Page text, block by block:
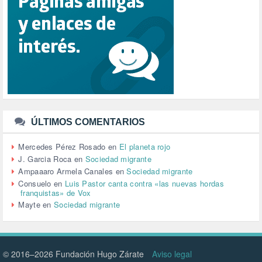
REPUBLICA (1)
SALUD (108)
SENSIBILIZACIÓN (576)
SINDICATOS (12)
TTIP (6)
URBANISMO (1)
URBANIZACIÓN (1)
VEJEZ (1)
VENEZUELA (3)
VENEZULA (1)
VIAJES (1)
VIOLENCIA (2)
VIOLENCIA DE GÉNERO (223)
VIVIENDA (9)
VOLODIMIR ZELENSKY (1)
ÚLTIMOS COMENTARIOS
Mercedes Pérez Rosado en El planeta rojo
J. Garcia Roca en Sociedad migrante
Ampaaaro Armela Canales enSociedad migrante
Consuelo en Luis Pastor canta contra «las nuevas hordas
franquistas» de Vox
MayteenSociedad migrante
© 2016–2026 Fundación Hugo Zárate Aviso legal